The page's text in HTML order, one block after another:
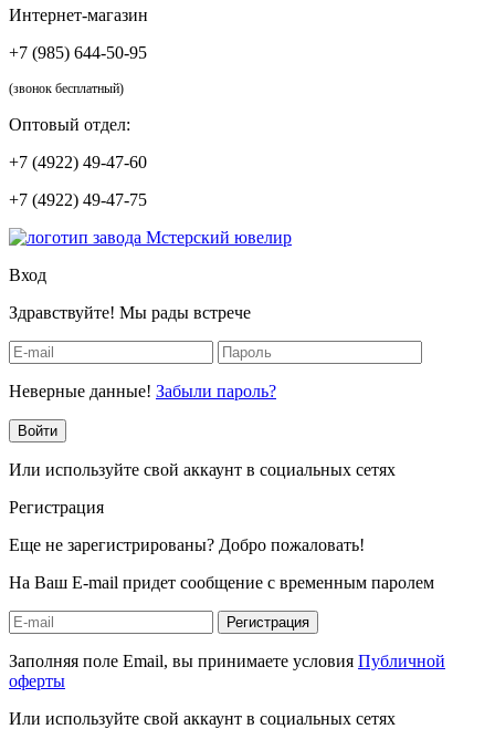
Интернет-магазин
+7 (985) 644-50-95
(звонок бесплатный)
Оптовый отдел:
+7 (4922) 49-47-60
+7 (4922) 49-47-75
Вход
Здравствуйте! Мы рады встрече
Неверные данные! Забыли пароль?
Войти
Или используйте свой аккаунт в социальных сетях
Регистрация
Еще не зарегистрированы? Добро пожаловать!
На Ваш E-mail придет сообщение с временным паролем
Регистрация
Заполняя поле Email, вы принимаете условия Публичной
оферты
Или используйте свой аккаунт в социальных сетях